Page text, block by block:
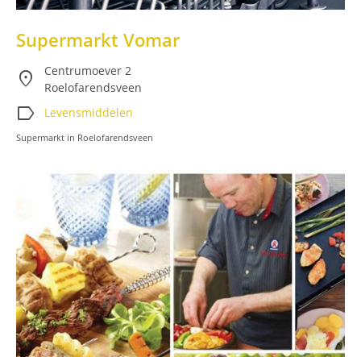
Supermarkt Vomar
location_on
Centrumoever 2
Roelofarendsveen
label Levensmiddelen
Supermarkt in Roelofarendsveen